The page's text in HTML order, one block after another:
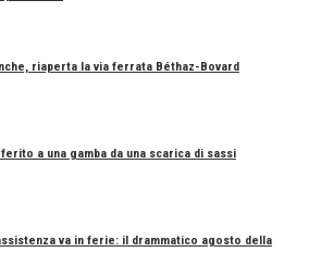
riaperta la via ferrata Béthaz-Bovard
a una gamba da una scarica di sassi
va in ferie: il drammatico agosto della